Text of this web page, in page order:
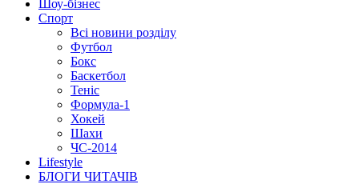
Шоу-бізнес
Спорт
Всі новини розділу
Футбол
Бокс
Баскетбол
Теніс
Формула-1
Хокей
Шахи
ЧС-2014
Lifestyle
БЛОГИ ЧИТАЧІВ